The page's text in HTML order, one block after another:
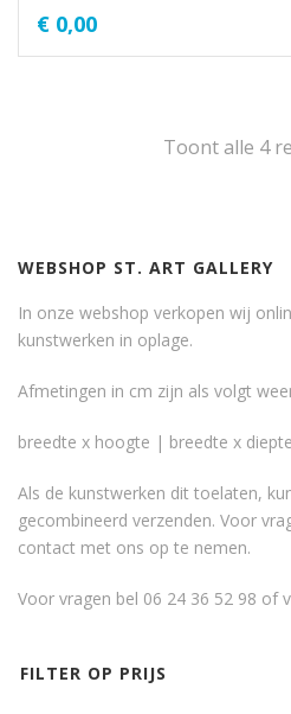
€ 0,00
Toont alle 4
WEBSHOP ST. ART GALLERY
In onze webshop verkopen wij
kunstwerken in oplage.
Afmetingen in cm zijn als volgt
breedte x hoogte | breedte x
Als de kunstwerken dit toelaten,
gecombineerd verzenden. Voor
contact met ons op te nemen.
Voor vragen bel 06 24 36 52 98 of
FILTER OP PRIJS